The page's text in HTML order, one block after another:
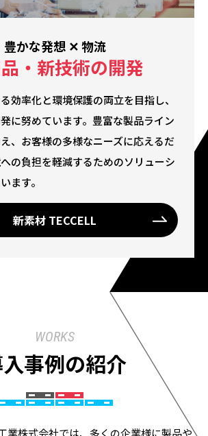
豊かな発想 ✕ 物流
・新技術の開発
効率化と環境保護の両立を目指し、
に努めています。豊富な製品ライン
、お客様の多様なニーズに応えるだ
の負担を軽減するためのソリューシ
ます。
新素材 TECCELL
WORKS
事例の紹介
業株式会社では、多くの企業様に製品や